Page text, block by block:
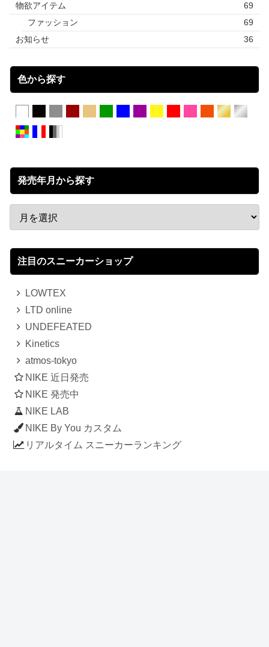
物欲アイテム
69
ファッション
69
お知らせ
36
色から探す
発売年月から探す
注目のスニーカーショップ
LOWTEX
LTD online
UNDEFEATED
Kinetics
atmos-tokyo
NIKE 近日発売
NIKE 発売中
NIKE LAB
NIKE By You カスタム
リアルタイム スニーカーランキング